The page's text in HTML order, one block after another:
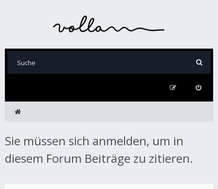
Sie müssen sich anmelden, um in
diesem Forum Beiträge zu zitieren.